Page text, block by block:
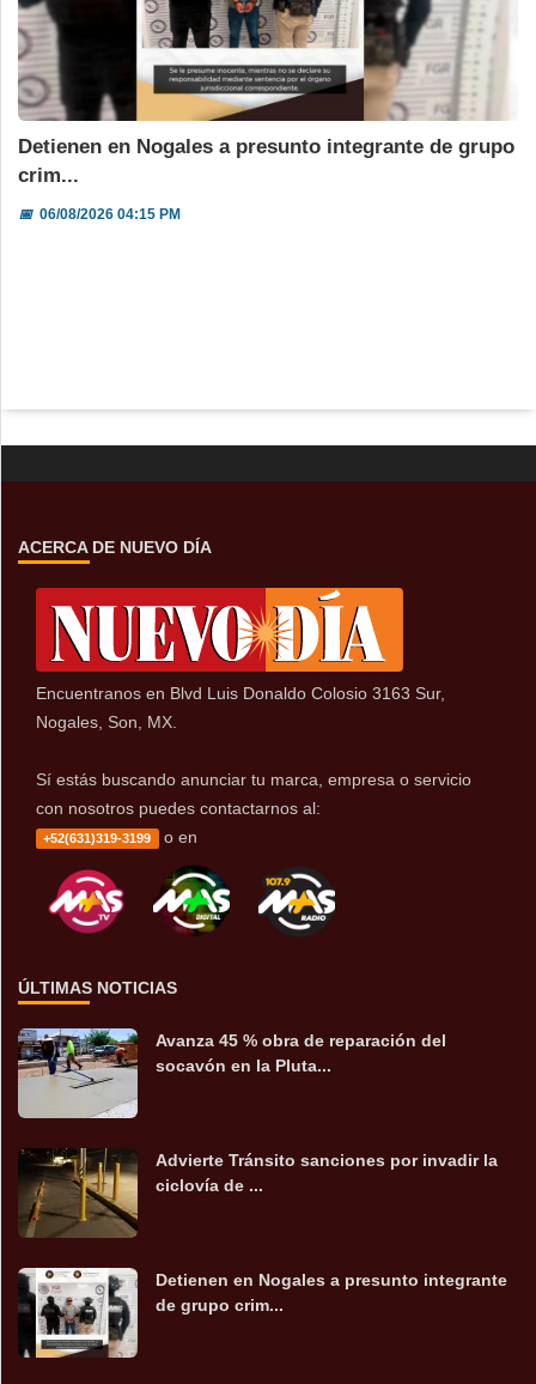
Detienen en Nogales a presunto integrante de grupo
crim...
📅06/08/2026 04:15 PM
ACERCA DE NUEVO DÍA
Encuentranos en Blvd Luis Donaldo Colosio 3163 Sur,
Nogales, Son, MX.
Sí estás buscando anunciar tu marca, empresa o servicio
con nosotros puedes contactarnos al:
+52(631)319-3199 o en
ÚLTIMAS NOTICIAS
Avanza 45 % obra de reparación del
socavón en la Pluta...
Advierte Tránsito sanciones por invadir la
ciclovía de ...
Detienen en Nogales a presunto integrante
de grupo crim...